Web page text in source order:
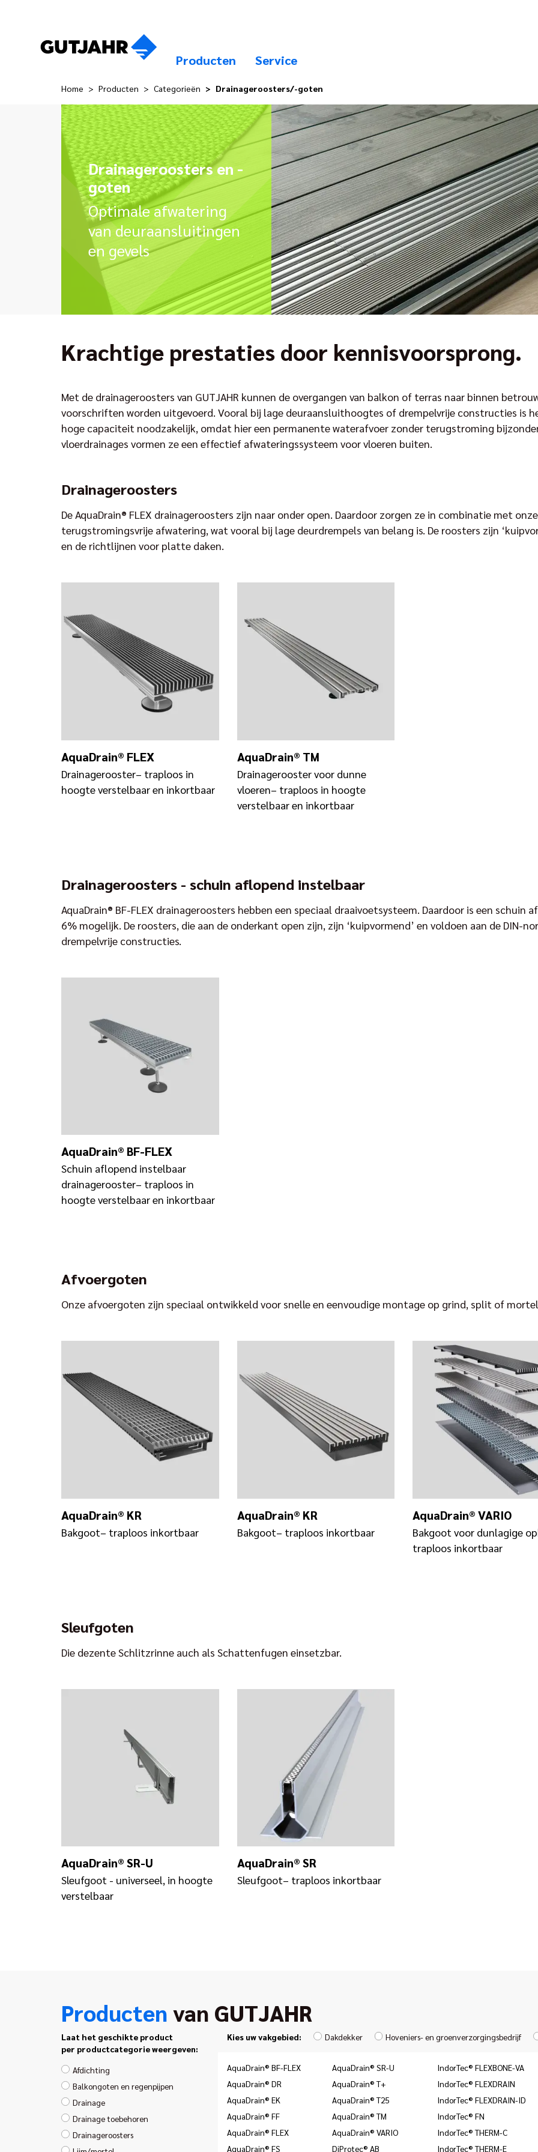
Producten Service
Home Producten Categorieën Drainageroosters/-goten
Drainageroosters en -
goten
Optimale afwatering
van deuraansluitingen
en gevels
Krachtige prestaties door kennisvoorsprong.
Met de drainageroosters van GUTJAHR kunnen de overgangen van balkon of terras naar binnen
voorschriften worden uitgevoerd. Vooral bij lage deuraansluithoogtes of drempelvrije constructies is
hoge capaciteit noodzakelijk, omdat hier een permanente waterafvoer zonder terugstroming
vloerdrainages vormen ze een effectief afwateringssysteem voor vloeren buiten.
Drainageroosters
De AquaDrain® FLEX drainageroosters zijn naar onder open. Daardoor zorgen ze in combinatie met
terugstromingsvrije afwatering, wat vooral bij lage deurdrempels van belang is. De roosters zijn
en de richtlijnen voor platte daken.
AquaDrain® FLEX
Drainagerooster– traploos in
hoogte verstelbaar en inkortbaar
AquaDrain® TM
Drainagerooster voor dunne
vloeren– traploos in hoogte
verstelbaar en inkortbaar
Drainageroosters - schuin aflopend instelbaar
AquaDrain® BF-FLEX drainageroosters hebben een speciaal draaivoetsysteem. Daardoor is een
6% mogelijk. De roosters, die aan de onderkant open zijn, zijn ‘kuipvormend’ en voldoen aan de DIN-
drempelvrije constructies.
AquaDrain® BF-FLEX
Schuin aflopend instelbaar
drainagerooster– traploos in
hoogte verstelbaar en inkortbaar
Afvoergoten
Onze afvoergoten zijn speciaal ontwikkeld voor snelle en eenvoudige montage op grind, split of
AquaDrain® KR
Bakgoot– traploos inkortbaar
AquaDrain® KR
Bakgoot– traploos inkortbaar
AquaDrain® VARIO
Bakgoot voor dunlagige
traploos inkortbaar
Sleufgoten
Die dezente Schlitzrinne auch als Schattenfugen einsetzbar.
AquaDrain® SR-U
Sleufgoot - universeel, in hoogte
verstelbaar
AquaDrain® SR
Sleufgoot– traploos inkortbaar
Producten van GUTJAHR
Laat het geschikte product
per productcategorie weergeven:
Afdichting
Balkongoten en regenpijpen
Drainage
Drainage toebehoren
Drainageroosters
Kies uw vakgebied: Dakdekker Hoveniers- en groenverzorgingsbedrijf
AquaDrain® BF-FLEX
AquaDrain® DR
AquaDrain® EK
AquaDrain® FF
AquaDrain® FLEX
AquaDrain® FS
AquaDrain® SR-U
AquaDrain® T+
AquaDrain® T25
AquaDrain® TM
AquaDrain® VARIO
DiProtec® AB
IndorTec® FLEXBONE-VA
IndorTec® FLEXDRAIN
IndorTec® FLEXDRAIN-ID
IndorTec® FN
IndorTec® THERM-C
IndorTec® THERM-E